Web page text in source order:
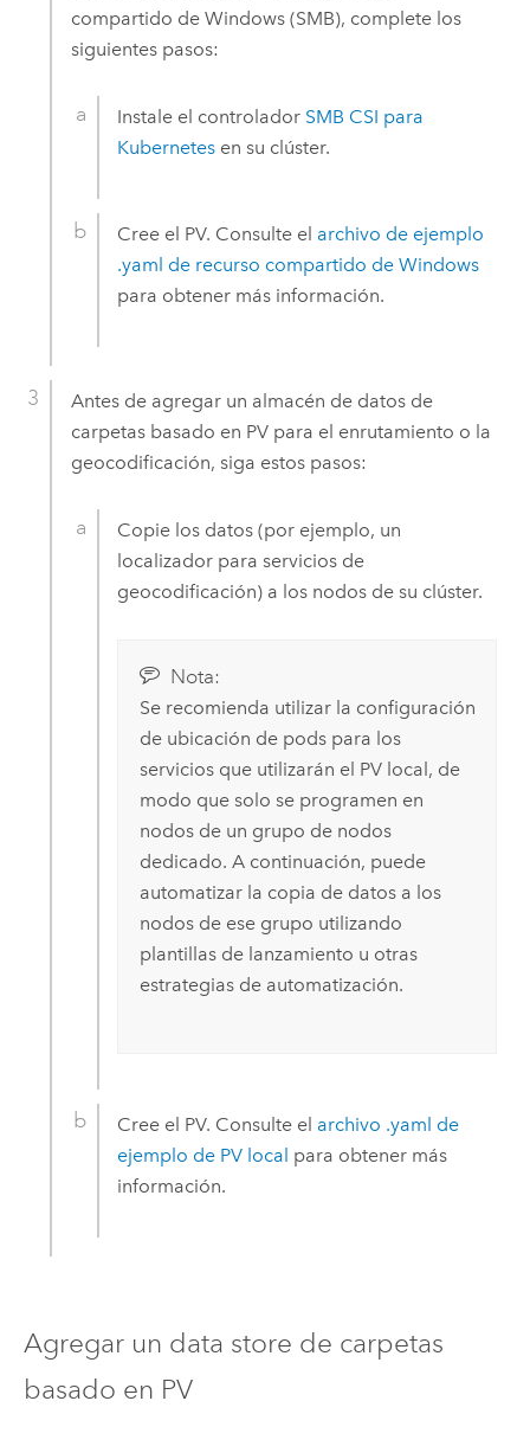
compartido de Windows(SMB), complete los
siguientes pasos:
Instale el controlador SMB CSI para
Kubernetes en su clúster.
Cree el PV. Consulte el archivo de ejemplo
.yaml de recurso compartido deWindows
para obtener más información.
Antes de agregar un almacén de datos de
carpetas basado en PV para el enrutamiento o la
geocodificación, siga estos pasos:
Copie los datos (por ejemplo, un
localizador para servicios de
geocodificación) a los nodos de su clúster.
Nota:
Se recomienda utilizar la configuración
de ubicación de pods para los
servicios que utilizarán el PV local, de
modo que solo se programen en
nodos de un grupo de nodos
dedicado. A continuación, puede
automatizar la copia de datos a los
nodos de ese grupo utilizando
plantillas de lanzamiento u otras
estrategias de automatización.
Cree el PV. Consulte el archivo .yaml de
ejemplo de PV local para obtener más
información.
Agregar un data store de carpetas
basado en PV